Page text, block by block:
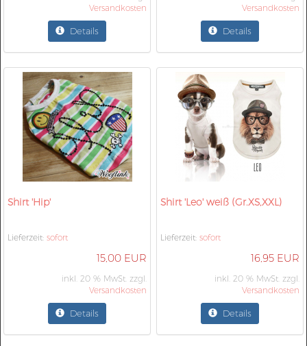
Versandkosten
Details
Versandkosten
Details
Shirt 'Hip'
Lieferzeit: sofort
15,00 EUR
inkl. 20 % MwSt. zzgl.
Versandkosten
Details
Shirt 'Leo' weiß (Gr.XS,XXL)
Lieferzeit: sofort
16,95 EUR
inkl. 20 % MwSt. zzgl.
Versandkosten
Details